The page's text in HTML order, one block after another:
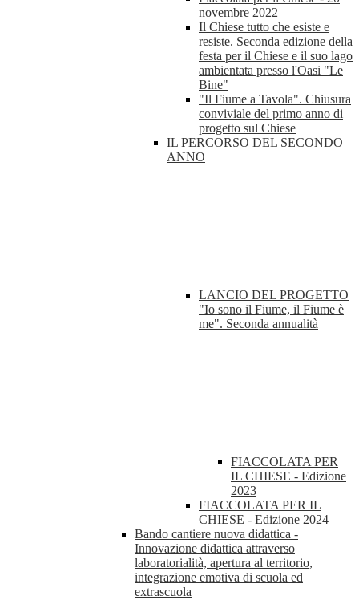
novembre 2022
Il Chiese tutto che esiste e
resiste. Seconda edizione della
festa per il Chiese e il suo lago
ambientata presso l'Oasi "Le
Bine"
"Il Fiume a Tavola". Chiusura
conviviale del primo anno di
progetto sul Chiese
IL PERCORSO DEL SECONDO
ANNO
LANCIO DEL PROGETTO
"Io sono il Fiume, il Fiume è
me". Seconda annualità
FIACCOLATA PER
IL CHIESE - Edizione
2023
FIACCOLATA PER IL
CHIESE - Edizione 2024
Bando cantiere nuova didattica -
Innovazione didattica attraverso
laboratorialità, apertura al territorio,
integrazione emotiva di scuola ed
extrascuola